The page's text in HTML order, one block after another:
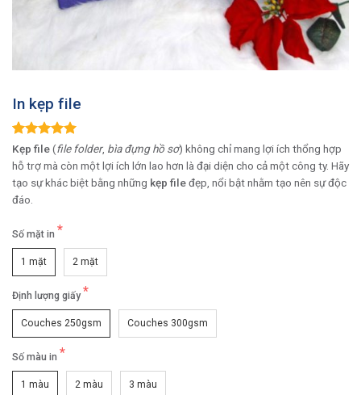
In kẹp file
5.00trên 5
dựa trên
1
đánh giá
Kẹp file(file folder, bìa đựng hồ sơ) không chỉ mang lợi ích thổng hợp
hỗ trợ mà còn một lợi ích lớn lao hơn là đại diện cho cả một công ty. Hãy
tạo sự khác biệt bằng những kẹp fileđẹp, nổi bật nhằm tạo nên sự độc
đáo.
Số mặt in
1 mặt 2 mặt
Định lượng giấy
Couches 250gsm Couches 300gsm
Số màu in
1 màu 2 màu 3 màu